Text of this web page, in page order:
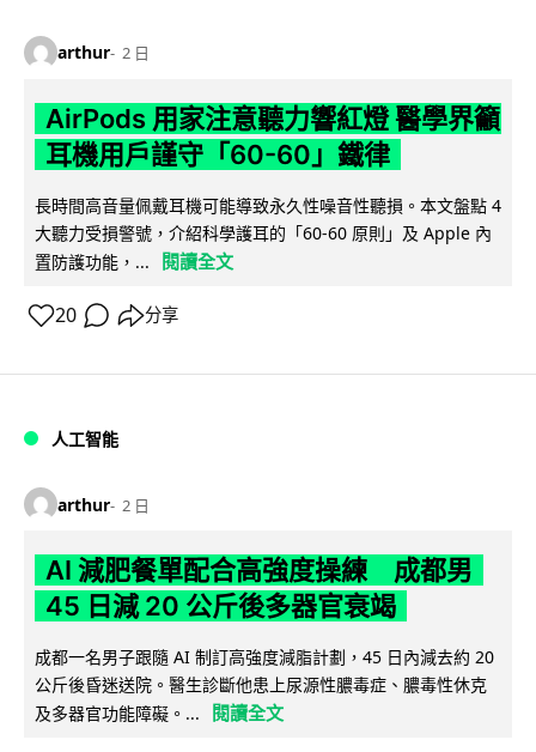
arthur 2 日
AirPods 用家注意聽力響紅燈 醫學界籲
耳機用戶謹守「60-60」鐵律
長時間高音量佩戴耳機可能導致永久性噪音性聽損。本文盤點 4
大聽力受損警號，介紹科學護耳的「60-60 原則」及 Apple 內
置防護功能，...
閱讀全文
20 分享
人工智能
arthur 2 日
AI 減肥餐單配合高強度操練 成都男
45 日減 20 公斤後多器官衰竭
成都一名男子跟隨 AI 制訂高強度減脂計劃，45 日內減去約 20
公斤後昏迷送院。醫生診斷他患上尿源性膿毒症、膿毒性休克
及多器官功能障礙。...
閱讀全文